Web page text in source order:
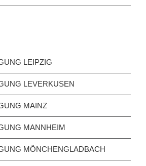
LEIPZIG
LEVERKUSEN
MAINZ
MANNHEIM
MÖNCHENGLADBACH